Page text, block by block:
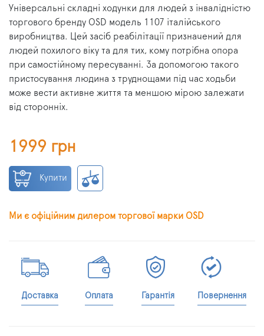
Універсальні складні ходунки для людей з інвалідністю
торгового бренду OSD модель 1107 італійського
виробництва. Цей засіб реабілітації призначений для
людей похилого віку та для тих, кому потрібна опора
при самостійному пересуванні. За допомогою такого
пристосування людина з труднощами під час ходьби
може вести активне життя та меншою мірою залежати
від сторонніх.
1999 грн
Купити
Ми є офіційним дилером торгової марки OSD
Доставка Оплата Гарантія Повернення